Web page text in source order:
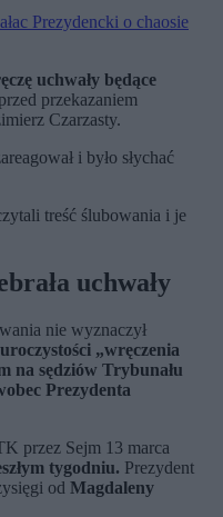
Prezydencki o chaosie
uchwały będące
przekazaniem
Czarzasty.
i było słychać
treść ślubowania i je
uchwały
nie wyznaczył
uroczystości „wręczenia
na sędziów Trybunału
Prezydenta
przez Sejm 13 marca
tygodniu. Prezydent
od Magdaleny